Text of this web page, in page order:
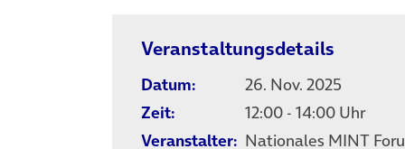
Veranstaltungsdetails
Datum:
26. Nov. 2025
Zeit:
12:00 - 14:00 Uhr
Veranstalter: Nationales MINT